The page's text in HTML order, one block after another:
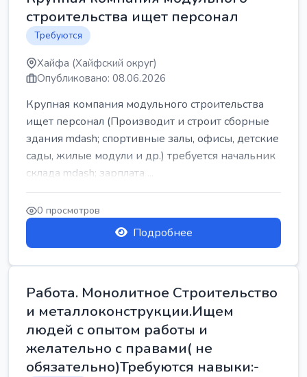
строительства ищет персонал
Требуются
Хайфа (Хайфский округ)
Опубликовано: 08.06.2026
Крупная компания модульного строительства
ищет персонал (Производит и строит сборные
здания mdash; спортивные залы, офисы, детские
сады, жилые модули и др.) требуется начальник
склада mdash; зарплата ...
0 просмотров
Подробнее
Работа. Монолитное Строительство
и металлоконструкции.Ищем
людей с опытом работы и
желательно с правами( не
обязательно)Требуются навыки:-